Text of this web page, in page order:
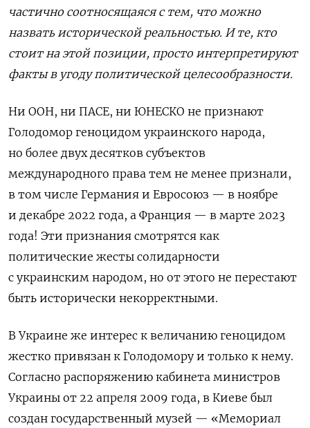
частично соотносящаяся с тем, что можно
назвать исторической реальностью. И те, кто
стоит на этой позиции, просто интерпретируют
факты в угоду политической целесообразности.
Ни ООН, ни ПАСЕ, ни ЮНЕСКО не признают
Голодомор геноцидом украинского народа,
но более двух десятков субъектов
международного права тем не менее признали,
в том числе Германия и Евросоюз — в ноябре
и декабре 2022 года, а Франция — в марте 2023
года! Эти признания смотрятся как
политические жесты солидарности
с украинским народом, но от этого не перестают
быть исторически некорректными.
В Украине же интерес к величанию геноцидом
жестко привязан к Голодомору и только к нему.
Согласно распоряжению кабинета министров
Украины от 22 апреля 2009 года, в Киеве был
создан государственный музей — «Мемориал